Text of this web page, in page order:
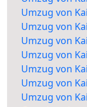
Umzug von
Umzug von
Umzug von
Umzug von
Umzug von
Umzug von
Umzug von